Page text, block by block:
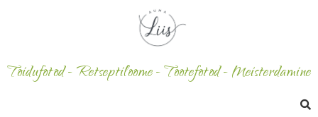
Toidufotod - Retseptiloome - Tootefotod - Meisterdamine